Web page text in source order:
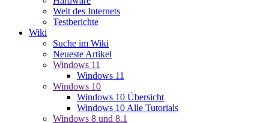
Welt des Internets
Testberichte
Wiki
Suche im Wiki
Neueste Artikel
Windows 11
Windows 11
Windows 10
Windows 10 Übersicht
Windows 10 Alle Tutorials
Windows 8 und 8.1